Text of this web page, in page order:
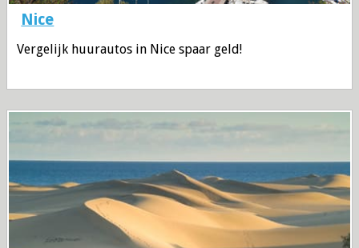
Nice
Vergelijk huurautos in Nice spaar geld!